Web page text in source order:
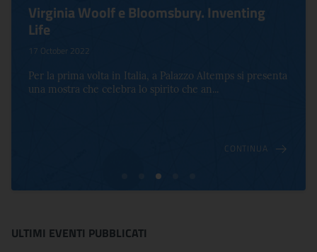
Virginia Woolf e Bloomsbury. Inventing
Life
17 October 2022
Per la prima volta in Italia, a Palazzo Altemps si presenta
una mostra che celebra lo spirito che an...
CONTINUA
ULTIMI EVENTI PUBBLICATI